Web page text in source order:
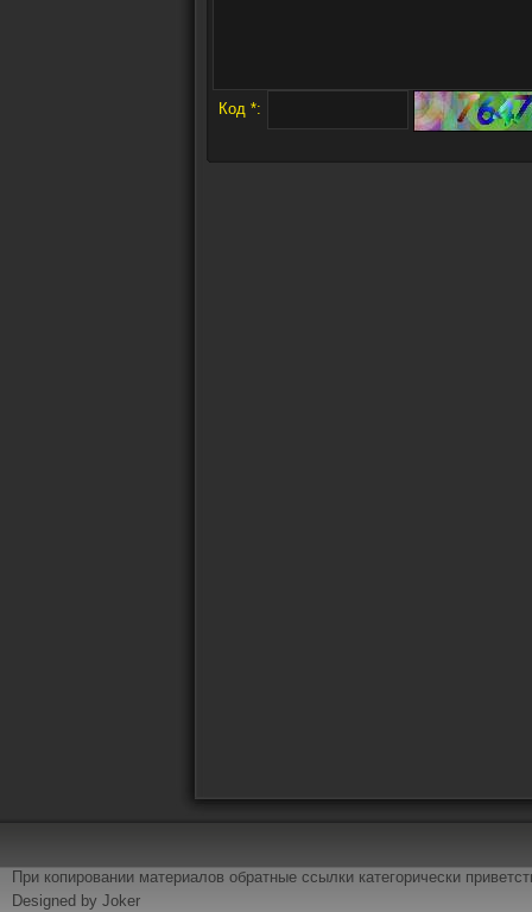
Код *:
При копировании материалов обратные ссылки категорически
Designed by Joker